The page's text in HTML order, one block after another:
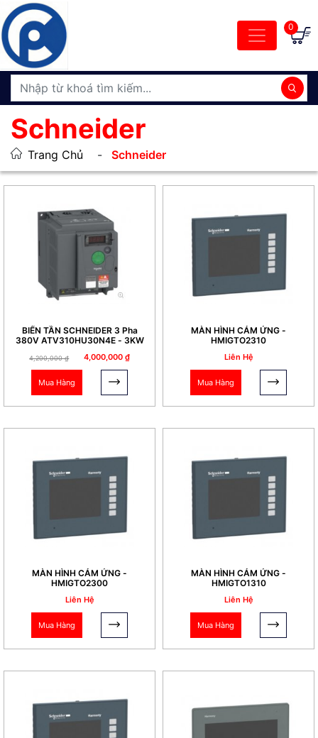
0
Schneider
Trang Chủ Schneider
BIẾN TẦN SCHNEIDER 3 Pha
380V ATV310HU30N4E - 3KW
4,200,000 ₫ 4,000,000 ₫
Mua Hàng
MÀN HÌNH CẢM ỨNG -
HMIGTO2310
Liên Hệ
Mua Hàng
MÀN HÌNH CẢM ỨNG -
HMIGTO2300
Liên Hệ
Mua Hàng
MÀN HÌNH CẢM ỨNG -
HMIGTO1310
Liên Hệ
Mua Hàng